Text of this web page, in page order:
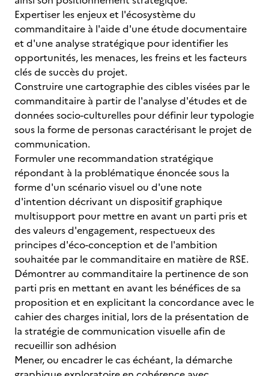
Expertiser les enjeux et l'écosystème du
commanditaire à l'aide d'une étude documentaire
et d'une analyse stratégique pour identifier les
opportunités, les menaces, les freins et les facteurs
clés de succès du projet.
Construire une cartographie des cibles visées par le
commanditaire à partir de l'analyse d'études et de
données socio-culturelles pour définir leur typologie
sous la forme de personas caractérisant le projet de
communication.
Formuler une recommandation stratégique
répondant à la problématique énoncée sous la
forme d'un scénario visuel ou d'une note
d'intention décrivant un dispositif graphique
multisupport pour mettre en avant un parti pris et
des valeurs d'engagement, respectueux des
principes d'éco-conception et de l'ambition
souhaitée par le commanditaire en matière de RSE.
Démontrer au commanditaire la pertinence de son
parti pris en mettant en avant les bénéfices de sa
proposition et en explicitant la concordance avec le
cahier des charges initial, lors de la présentation de
la stratégie de communication visuelle afin de
recueillir son adhésion
Mener, ou encadrer le cas échéant, la démarche